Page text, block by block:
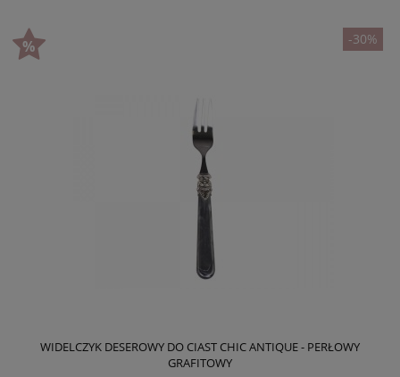
WIDELCZYK DESEROWY DO CIAST CHIC ANTIQUE - PERŁOWY
GRAFITOWY
-30%